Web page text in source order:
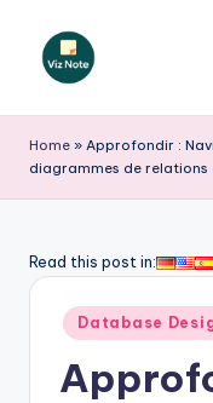
iz
N
t
Home » Approfondir :
diagrammes de
Read this post in:
Posted
in
Database